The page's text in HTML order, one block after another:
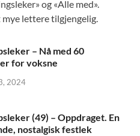
og «Alle med».
lettere tilgjengelig.
– Nå med 60
for voksne
2024
(49) – Oppdraget. En
nostalgisk festlek